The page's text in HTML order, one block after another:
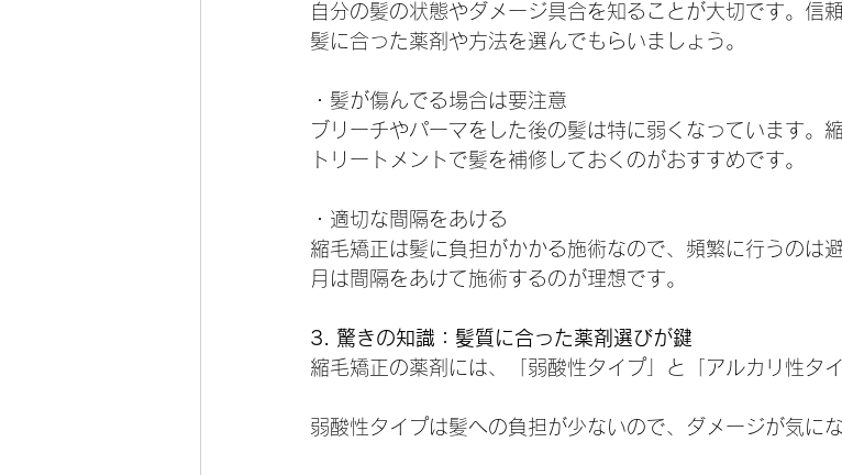
自分の髪の状態やダメージ具合を知ることが大切です。信
髪に合った薬剤や方法を選んでもらいましょう。
・髪が傷んでる場合は要注意
ブリーチやパーマをした後の髪は特に弱くなっています。
トリートメントで髪を補修しておくのがおすすめです。
・適切な間隔をあける
縮毛矯正は髪に負担がかかる施術なので、頻繁に行うのは
月は間隔をあけて施術するのが理想です。
3. 驚きの知識：髪質に合った薬剤選びが鍵
縮毛矯正の薬剤には、「弱酸性タイプ」と「アルカリ性タ
弱酸性タイプは髪への負担が少ないので、ダメージが気に